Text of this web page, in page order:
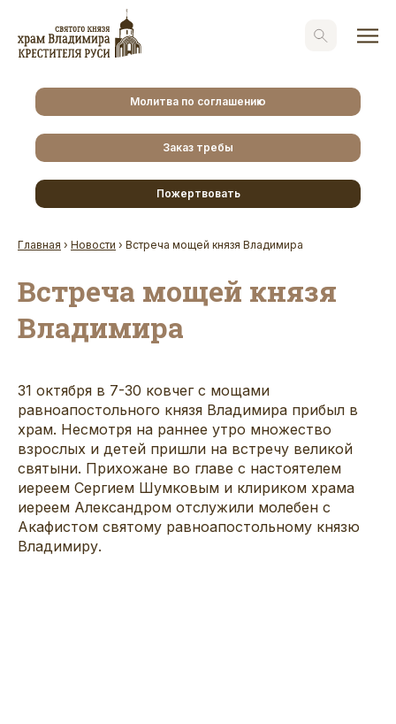
Молитва по соглашению
Заказ требы
Пожертвовать
Главная › Новости › Встреча мощей князя Владимира
Встреча мощей князя
Владимира
31 октября в 7-30 ковчег с мощами
равноапостольного князя Владимира прибыл в
храм. Несмотря на раннее утро множество
взрослых и детей пришли на встречу великой
святыни. Прихожане во главе с настоятелем
иереем Сергием Шумковым и клириком храма
иереем Александром отслужили молебен с
Акафистом святому равноапостольному князю
Владимиру.